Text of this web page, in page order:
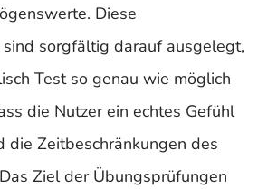
Diese
sorgfältig darauf ausgelegt,
Test so genau wie möglich
die Nutzer ein echtes Gefühl
die Zeitbeschränkungen des
Ziel der Übungsprüfungen